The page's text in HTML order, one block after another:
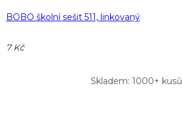
BOBO školní sešit 511, linkovaný
7 Kč
Skladem: 1000+ kusů